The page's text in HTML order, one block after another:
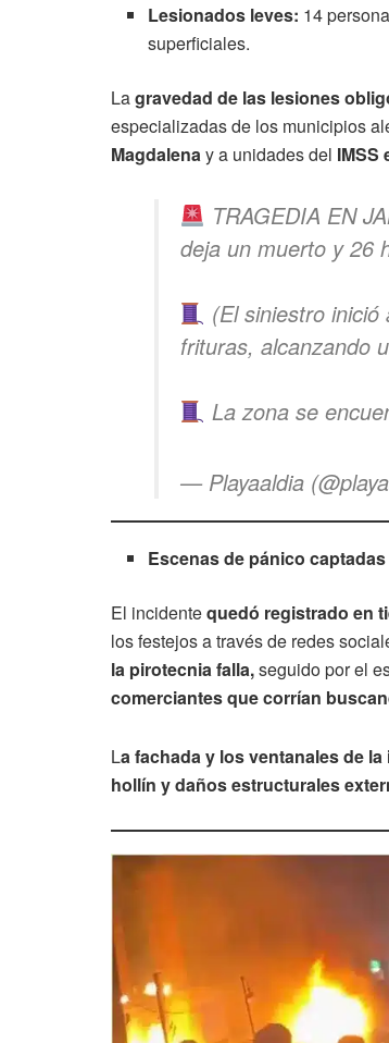
Lesionados leves: 14
superficiales.
Lagravedad de las lesiones
especializadas de los municipios
Magdalenay a unidades del IMSS
TRAGEDIA EN
deja un muerto y 26
(El siniestro
frituras, alcanzando
La zona se
— Playaaldia
Escenas de pánico
El incidentequedó registrado en
los festejos a través de redes
la pirotecnia falla,seguido por el
comerciantes que corrían
La fachada y los ventanales de la
hollín y daños estructurales